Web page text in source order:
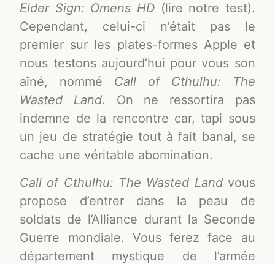
Elder Sign: Omens HD (lire notre test).
Cependant, celui-ci n’était pas le
premier sur les plates-formes Apple et
nous testons aujourd’hui pour vous son
aîné, nommé Call of Cthulhu: The
Wasted Land. On ne ressortira pas
indemne de la rencontre car, tapi sous
un jeu de stratégie tout à fait banal, se
cache une véritable abomination.
Call of Cthulhu: The Wasted Landvous
propose d’entrer dans la peau de
soldats de l’Alliance durant la Seconde
Guerre mondiale. Vous ferez face au
département mystique de l’armée